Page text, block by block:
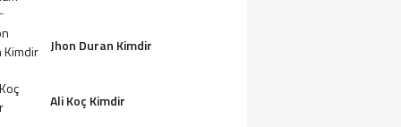
Jhon Duran Kimdir
Ali Koç Kimdir